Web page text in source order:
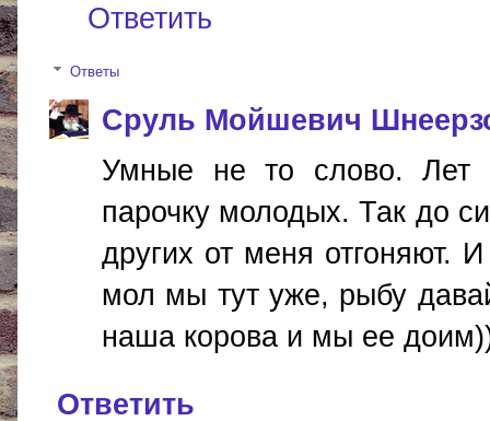
Ответить
Ответы
Сруль Мойшевич
Умные не то слово. Лет
парочку молодых. Так до
других от меня отгоняют.
мол мы тут уже, рыбу
наша корова и мы ее
Ответить